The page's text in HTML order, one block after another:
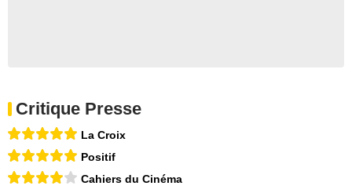
Critique Presse
La Croix
Positif
Cahiers du Cinéma